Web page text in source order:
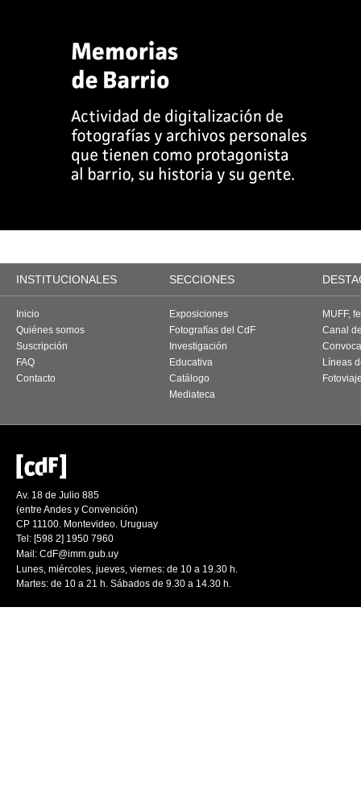
INSTITUCIONALES SECCIONES
Inicio
Quiénes somos
Suscripción
FAQ
Contacto
Exposiciones
Fotografías del CdF
Investigación
Educativa
Catálogo
Mediateca
MUFF,
Canal
Líneas
Av. 18 de Julio 885
(entre Andes y Convención)
CP 11100. Montevideo. Uruguay
Tel: [598 2] 1950 7960
Mail: CdF@imm.gub.uy
Lunes, miércoles, jueves, viernes: de 10 a 19.30 h.
Martes: de 10 a 21 h. Sábados de 9.30 a 14.30 h.